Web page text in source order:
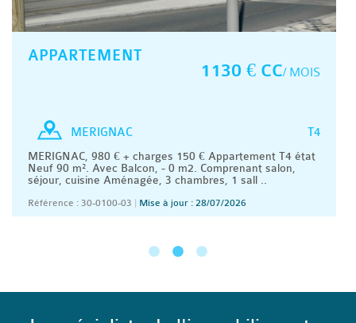
APPARTEMENT
1130 € CC/ MOIS
T4
MERIGNAC
MERIGNAC, 980 € + charges 150 € Appartement T4 état
Neuf 90 m². Avec Balcon, - 0 m2. Comprenant salon,
séjour, cuisine Aménagée, 3 chambres, 1 sall ..
Référence : 30-0100-03 Mise à jour : 28/07/2026